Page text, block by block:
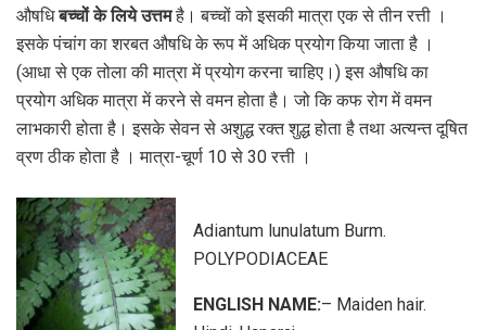
औषधिबच्चों के लिये उत्तमहै। बच्चों को इसकी मात्रा एक से तीन रत्ती ।
इसके पंचांग का शरबत औषधि के रूप में अधिक प्रयोग किया जाता है ।
(आधा से एक तोला की मात्रा में प्रयोग करना चाहिए।) इस औषधि का
प्रयोग अधिक मात्रा में करने से वमन होता है। जो कि कफ रोग में वमन
लाभकारी होता है। इसके सेवन से अशुद्ध रक्त शुद्ध होता है तथा अत्यन्त दूषित
व्रण ठीक होता है । मात्रा-चूर्ण 10 से 30 रत्ती ।
Adiantum lunulatum Burm.
POLYPODIACEAE
ENGLISH NAME:– Maiden hair.